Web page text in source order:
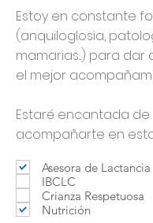
Estoy en constante
(anquiloglosia,
mamarias...) para dar
el mejor
Estaré encantada de
acompañarte en
Asesora de Lactancia
IBCLC
Crianza Respetuosa
Nutrición